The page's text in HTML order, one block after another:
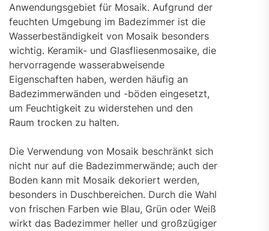
Anwendungsgebiet für Mosaik. Aufgrund der
feuchten Umgebung im Badezimmer ist die
Wasserbeständigkeit von Mosaik besonders
wichtig. Keramik- und Glasfliesenmosaike, die
hervorragende wasserabweisende
Eigenschaften haben, werden häufig an
Badezimmerwänden und -böden eingesetzt,
um Feuchtigkeit zu widerstehen und den
Raum trocken zu halten.
Die Verwendung von Mosaik beschränkt sich
nicht nur auf die Badezimmerwände; auch der
Boden kann mit Mosaik dekoriert werden,
besonders in Duschbereichen. Durch die Wahl
von frischen Farben wie Blau, Grün oder Weiß
wirkt das Badezimmer heller und großzügiger